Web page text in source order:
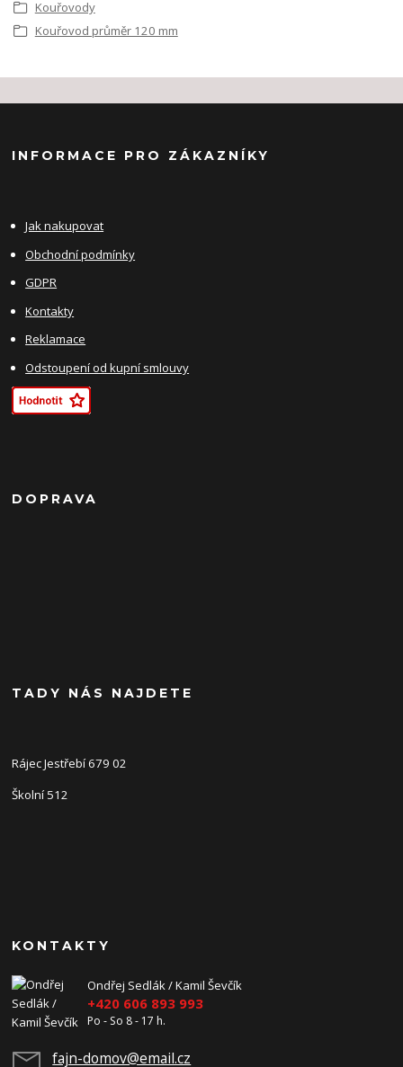
Kouřovody
Kouřovod průměr 120 mm
INFORMACE PRO ZÁKAZNÍKY
Jak nakupovat
Obchodní podmínky
GDPR
Kontakty
Reklamace
Odstoupení od kupní smlouvy
DOPRAVA
TADY NÁS NAJDETE
Rájec Jestřebí 679 02
Školní 512
KONTAKTY
Ondřej Sedlák / Kamil Ševčík
+420 606 893 993
Po - So 8 - 17 h.
fajn-domov@email.cz